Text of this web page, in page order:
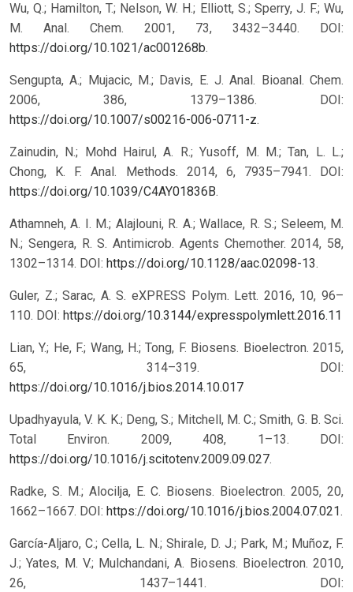
Wu, Q.; Hamilton, T.; Nelson, W. H.; Elliott, S.; Sperry, J. F.; Wu,
M. Anal. Chem. 2001, 73, 3432–3440. DOI:
https://doi.org/10.1021/ac001268b.
Sengupta, A.; Mujacic, M.; Davis, E. J. Anal. Bioanal. Chem.
2006, 386, 1379–1386. DOI:
https://doi.org/10.1007/s00216-006-0711-z.
Zainudin, N.; Mohd Hairul, A. R.; Yusoff, M. M.; Tan, L. L.;
Chong, K. F. Anal. Methods. 2014, 6, 7935–7941. DOI:
https://doi.org/10.1039/C4AY01836B.
Athamneh, A. I. M.; Alajlouni, R. A.; Wallace, R. S.; Seleem, M.
N.; Sengera, R. S. Antimicrob. Agents Chemother. 2014, 58,
1302–1314. DOI: https://doi.org/10.1128/aac.02098-13.
Guler, Z.; Sarac, A. S. eXPRESS Polym. Lett. 2016, 10, 96–
110. DOI: https://doi.org/10.3144/expresspolymlett.2016.11
Lian, Y.; He, F.; Wang, H.; Tong, F. Biosens. Bioelectron. 2015,
65, 314–319.
DOI:
https://doi.org/10.1016/j.bios.2014.10.017
Upadhyayula, V. K. K.; Deng, S.; Mitchell, M. C.; Smith, G. B. Sci.
Total Environ. 2009, 408, 1–13. DOI:
https://doi.org/10.1016/j.scitotenv.2009.09.027.
Radke, S. M.; Alocilja, E. C. Biosens. Bioelectron. 2005, 20,
1662–1667. DOI: https://doi.org/10.1016/j.bios.2004.07.021.
García-Aljaro, C.; Cella, L. N.; Shirale, D. J.; Park, M.; Muñoz, F.
J.; Yates, M. V.; Mulchandani, A. Biosens. Bioelectron. 2010,
26, 1437–1441. DOI: